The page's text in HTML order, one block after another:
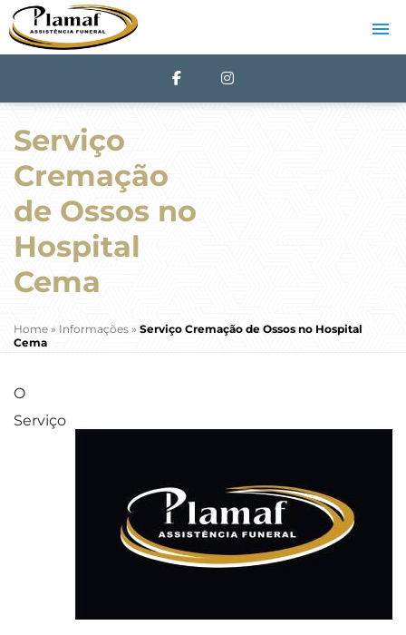
Serviço
Cremação
de Ossos no
Hospital
Cema
Home » Informações » Serviço Cremação de Ossos no Hospital
Cema
O
Serviço